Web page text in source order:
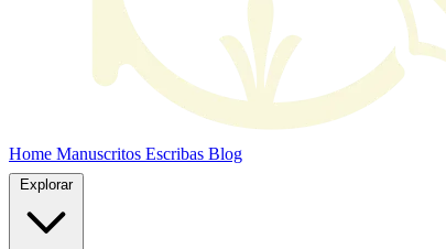
Home Manuscritos Escribas Blog
Explorar